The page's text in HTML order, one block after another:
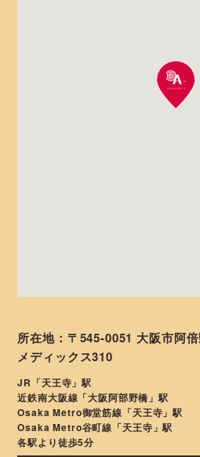
所在地：〒545-0051 大阪市阿
メディックス310
JR「天王寺」駅
近鉄南大阪線「大阪阿部野橋」駅
Osaka Metro御堂筋線「天王寺」駅
Osaka Metro谷町線「天王寺」駅
各駅より徒歩5分